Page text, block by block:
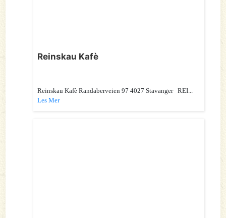
Reinskau Kafè
Reinskau Kafè Randaberveien 97 4027 Stavanger REI...
Les Mer